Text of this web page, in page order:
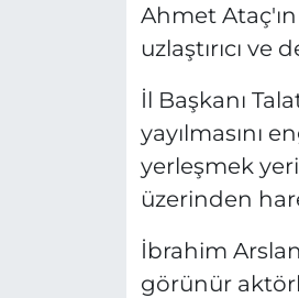
Ahmet
uzlaştırıcı
İl Başkanı
yayılmasını
yerleşmek
üzerinden
İbrahim
görünür